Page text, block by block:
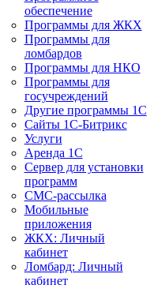
обеспечение
Программы для ЖКХ
Программы для
ломбардов
Программы для НКО
Программы для
госучреждений
Другие программы 1С
Сайты 1С-Битрикс
Услуги
Аренда 1С
Сервер для установки
программ
СМС-рассылка
Мобильные
приложения
ЖКХ: Личный
кабинет
Ломбард: Личный
кабинет